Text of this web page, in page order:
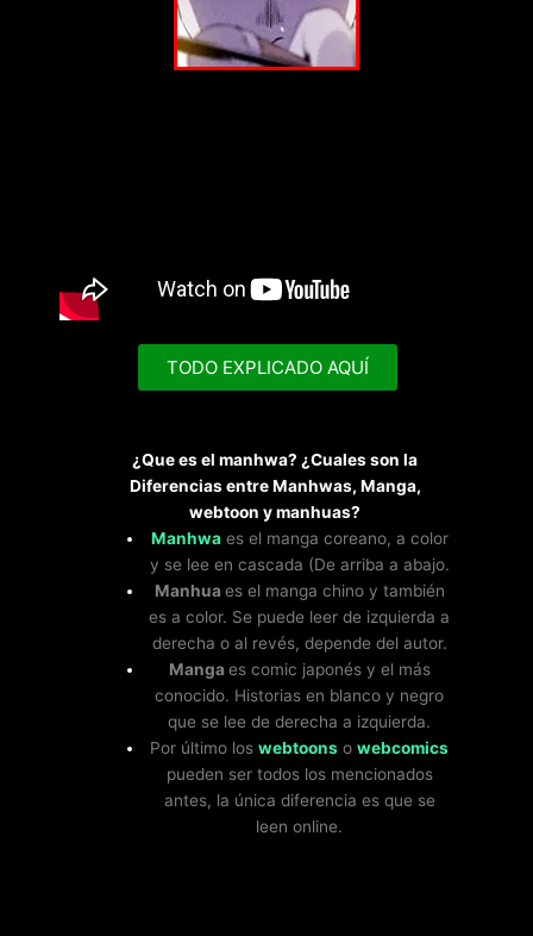
TODO EXPLICADO AQUÍ
¿Que es el manhwa? ¿Cuales son la
Diferencias entre Manhwas, Manga,
webtoon y manhuas?
Manhwa es el manga coreano, a color
y se lee en cascada (De arriba a abajo.
Manhua es el manga chino y también
es a color. Se puede leer de izquierda a
derecha o al revés, depende del autor.
Manga es comic japonés y el más
conocido. Historias en blanco y negro
que se lee de derecha a izquierda.
Por último loswebtoons owebcomics
pueden ser todos los mencionados
antes, la única diferencia es que se
leen online.